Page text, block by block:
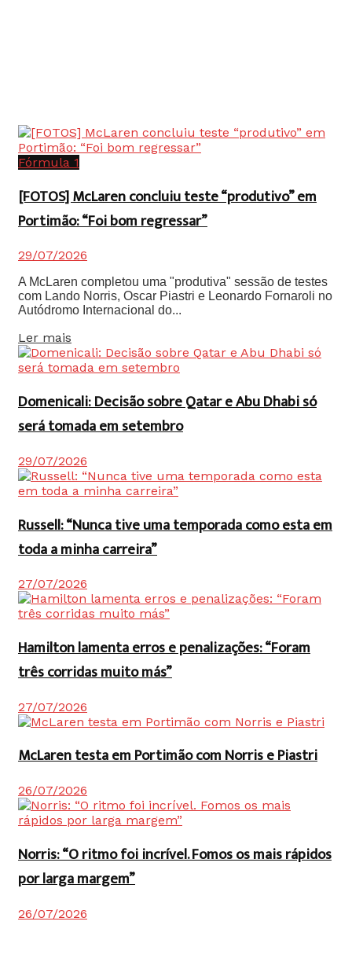
Fórmula 1
[FOTOS] McLaren concluiu teste “produtivo” em
Portimão: “Foi bom regressar”
29/07/2026
A McLaren completou uma "produtiva" sessão de testes
com Lando Norris, Oscar Piastri e Leonardo Fornaroli no
Autódromo Internacional do...
Ler mais
Domenicali: Decisão sobre Qatar e Abu Dhabi só
será tomada em setembro
29/07/2026
Russell: “Nunca tive uma temporada como esta em
toda a minha carreira”
27/07/2026
Hamilton lamenta erros e penalizações: “Foram
três corridas muito más”
27/07/2026
McLaren testa em Portimão com Norris e Piastri
26/07/2026
Norris: “O ritmo foi incrível. Fomos os mais rápidos
por larga margem”
26/07/2026